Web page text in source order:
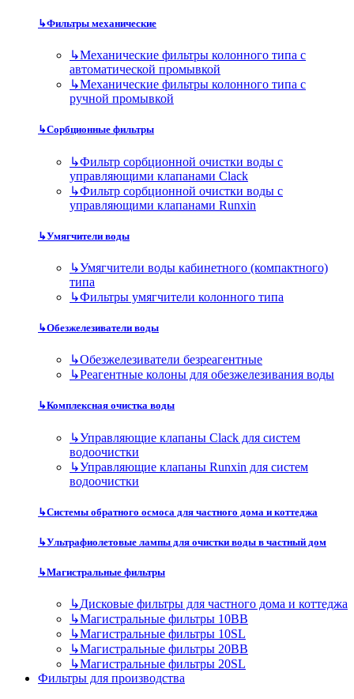
↳Фильтры механические
↳Механические фильтры колонного типа с
автоматической промывкой
↳Механические фильтры колонного типа с
ручной промывкой
↳Сорбционные фильтры
↳Фильтр сорбционной очистки воды с
управляющими клапанами Clack
↳Фильтр сорбционной очистки воды с
управляющими клапанами Runxin
↳Умягчители воды
↳Умягчители воды кабинетного (компактного)
типа
↳Фильтры умягчители колонного типа
↳Обезжелезиватели воды
↳Обезжелезиватели безреагентные
↳Реагентные колоны для обезжелезивания воды
↳Комплексная очистка воды
↳Управляющие клапаны Clack для систем
водоочистки
↳Управляющие клапаны Runxin для систем
водоочистки
↳Системы обратного осмоса для частного дома и коттеджа
↳Ультрафиолетовые лампы для очистки воды в частный дом
↳Магистральные фильтры
↳Дисковые фильтры для частного дома и коттеджа
↳Магистральные фильтры 10BB
↳Магистральные фильтры 10SL
↳Магистральные фильтры 20BB
↳Магистральные фильтры 20SL
Фильтры для производства